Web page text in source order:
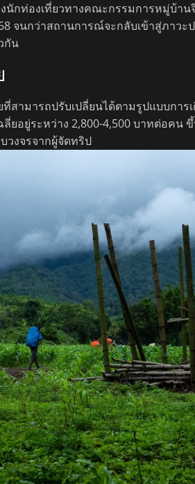
นักท่องเที่ยวทางคณะกรรมการหมู่บ้าน
จนกว่าสถานการณ์จะกลับเข้าสู่ภาว
กัน
สามารถปรับเปลี่ยนได้ตามรูปแบบการ
ลี่ยอยู่ระหว่าง 2,800-4,500 บาทต่อคน
วงจรจากผู้จัดทริป